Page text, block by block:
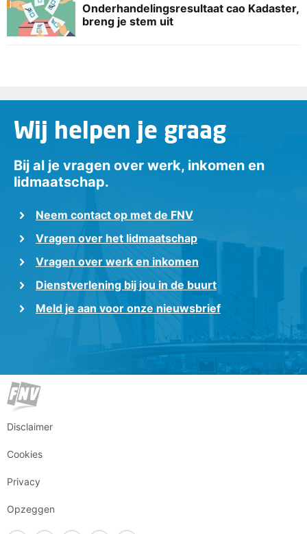
Onderhandelingsresultaat cao Kadaster,
breng je stem uit
Wij helpen je graag
Bij al je vragen over werk, inkomen en
lidmaatschap.
Neem contact op met de FNV
Vragen over het lidmaatschap
Vragen over werk en inkomen
Dienstverlening bij jou in de buurt
Meld je aan voor onze nieuwsbrief
Disclaimer
Cookies
Privacy
Opzeggen